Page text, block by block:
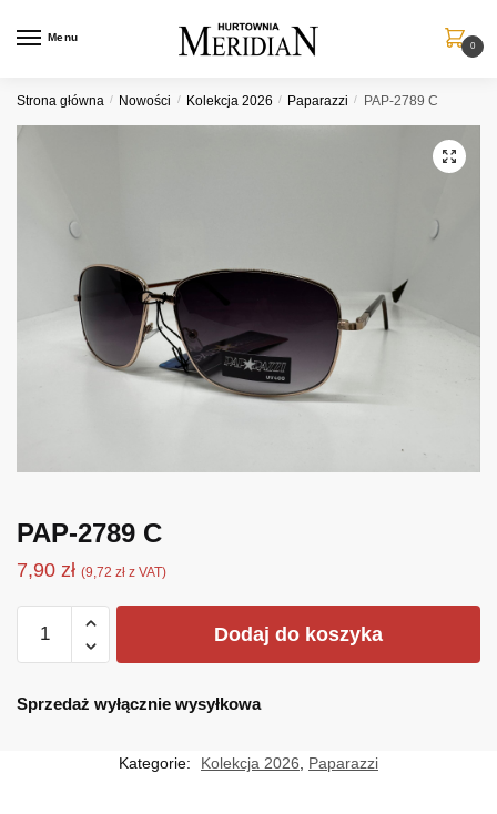
Menu
0
Strona główna / Nowości / Kolekcja 2026 / Paparazzi / PAP-2789 C
PAP-2789 C
7,90 zł (9,72 zł z VAT)
PAP-
C
Dodaj do koszyka
Sprzedaż wyłącznie wysyłkowa
Kategorie: Kolekcja 2026, Paparazzi